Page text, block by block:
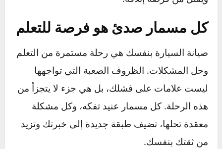
استخدم مانع التآكل (Anti-seize):
براغي جديدة، خاصة في الأماكن المعرضة للحرارة
العالية أو الرطوبة (مثل نظام العادم والفرامل)، ضع
طبقة رقيقة من مركب مانع التآكل على سنون
المسمار. سيشكرك مستقبلك على هذه الخطوة.
استخدم مفتاح عزم: